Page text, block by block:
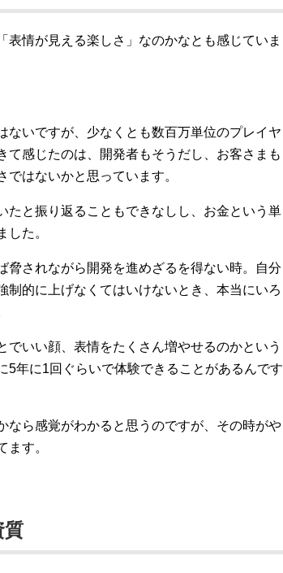
情が見える楽しさ」なのかなとも感じていま
ないですが、少なくとも数百万単位のプレイヤ
感じたのは、開発者もそうだし、お客さまも
はないかと思っています。
たと振り返ることもできなしし、お金という単
た。
されながら開発を進めざるを得ない時。自分
的に上げなくてはいけないとき、本当にいろ
いい顔、表情をたくさん増やせるのかという
5年に1回ぐらいで体験できることがあるんです
なら感覚がわかると思うのですが、その時がや
ます。
質